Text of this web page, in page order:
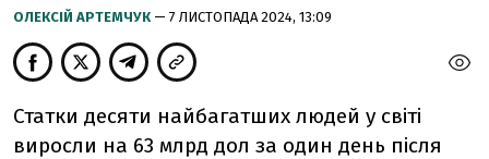
ОЛЕКСІЙ АРТЕМЧУК — 7 ЛИСТОПАДА 2024, 13:09
Статки десяти найбагатших людей у світі
виросли на 63 млрд дол за один день після